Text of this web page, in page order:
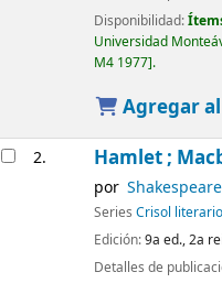
Disponibilidad:
Universidad
M4 1977 .
Agregar
2. Hamlet ;
por
Series Crisol literario
Edición:9a ed., 2a
Detalles de